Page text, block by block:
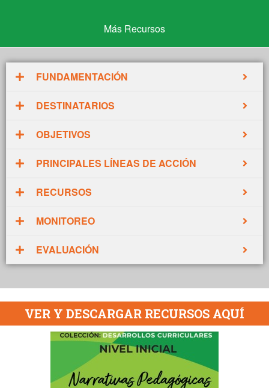
Más Recursos
Más Recursos
FUNDAMENTACIÓN
DESTINATARIOS
OBJETIVOS
PRINCIPALES LÍNEAS DE ACCIÓN
RECURSOS
MONITOREO
EVALUACIÓN
VER Y DESCARGAR RECURSOS AQUÍ